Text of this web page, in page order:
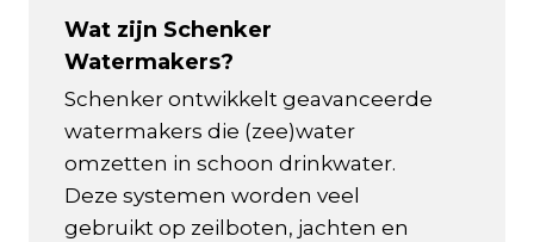
Wat zijn Schenker
Watermakers?
Schenker ontwikkelt geavanceerde
watermakers die (zee)water
omzetten in schoon drinkwater.
Deze systemen worden veel
gebruikt op zeilboten, jachten en